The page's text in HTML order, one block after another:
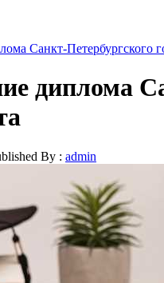
Санкт-Петербургского
диплома
By : admin